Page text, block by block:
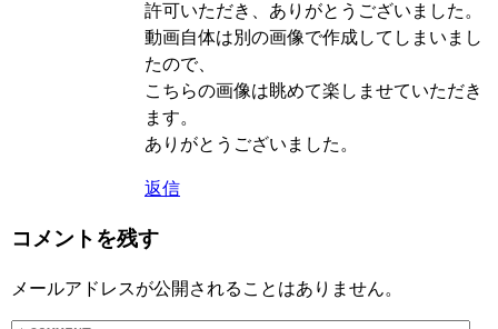
許可いただき、ありがとうございました。
動画自体は別の画像で作成してしまいまし
たので、
こちらの画像は眺めて楽しませていただき
ます。
ありがとうございました。
返信
コメントを残す
メールアドレスが公開されることはありません。